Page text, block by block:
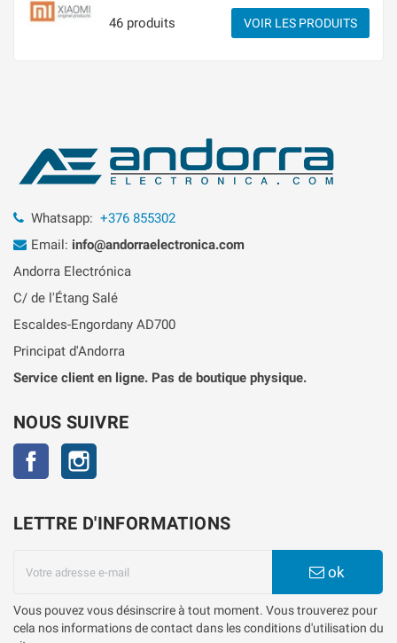
46 produits VOIR LES PRODUITS
Whatsapp: +376 855302
Email: info@andorraelectronica.com
Andorra Electrónica
C/ de l'Étang Salé
Escaldes-Engordany AD700
Principat d'Andorra
Service client en ligne. Pas de boutique physique.
NOUS SUIVRE
Facebook
LETTRE D'INFORMATIONS
ok
Vous pouvez vous désinscrire à tout moment. Vous trouverez pour
cela nos informations de contact dans les conditions d'utilisation du